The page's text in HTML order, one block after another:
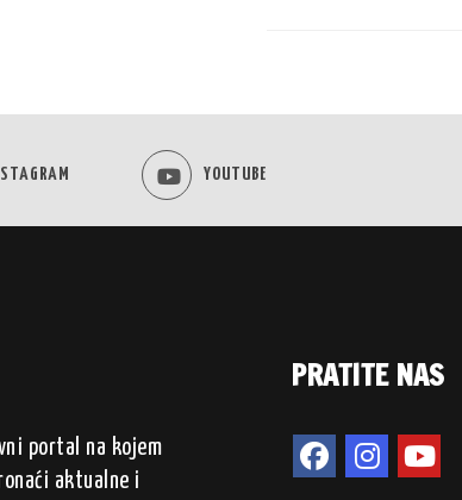
YOUTUBE
portal na kojem
aktualne i
PRATITE NAS